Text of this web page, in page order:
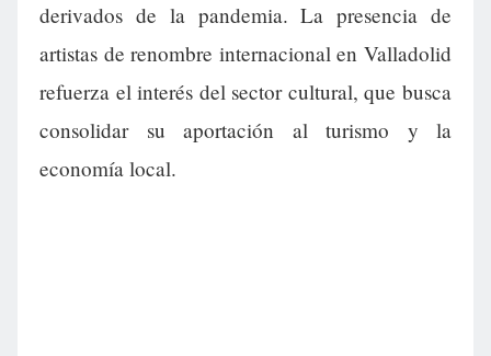
derivados de la pandemia. La presencia de
artistas de renombre internacional en Valladolid
refuerza el interés del sector cultural, que busca
consolidar su aportación al turismo y la
economía local.